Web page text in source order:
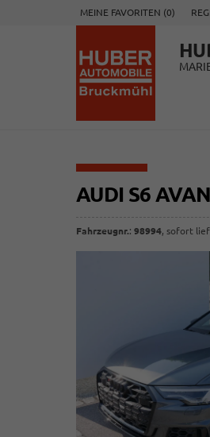
MEINE FAVORITEN (0)
AUDI S6
Fahrzeugnr.: 98994, sofort